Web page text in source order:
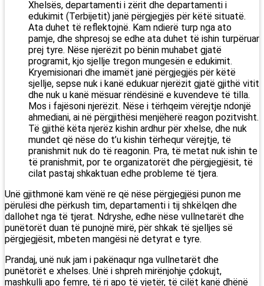
Xhelsës, departamenti i zërit dhe departamenti i
edukimit (Terbijetit) janë përgjegjës për këtë situatë.
Ata duhet të reflektojnë. Kam ndierë turp nga ato
pamje, dhe shpresoj se edhe ata duhet të ishin turpëruar
prej tyre. Nëse njerëzit po bënin muhabet gjatë
programit, kjo sjellje tregon mungesën e edukimit.
Kryemisionari dhe imamët janë përgjegjës për këtë
sjellje, sepse nuk i kanë edukuar njerëzit gjatë gjithë vitit
dhe nuk u kanë mësuar rëndësinë e kuvendeve të tilla.
Mos i fajësoni njerëzit. Nëse i tërhqeim vërejtje ndonjë
ahmediani, ai në përgjithësi menjëherë reagon pozitvisht.
Të gjithë këta njerëz kishin ardhur për xhelse, dhe nuk
mundet që nëse do t’u kishin tërhequr vërejtje, të
pranishmit nuk do të reagonin. Pra, të metat nuk ishin te
të pranishmit, por te organizatorët dhe përgjegjësit, të
cilat pastaj shkaktuan edhe probleme të tjera.
Unë gjithmonë kam vënë re që nëse përgjegjësi punon me
përulësi dhe përkush tim, departamenti i tij shkëlqen dhe
dallohet nga të tjerat. Ndryshe, edhe nëse vullnetarët dhe
punëtorët duan të punojnë mirë, për shkak të sjelljes së
përgjegjësit, mbeten mangësi në detyrat e tyre.
Prandaj, unë nuk jam i pakënaqur nga vullnetarët dhe
punëtorët e xhelses. Unë i shpreh mirënjohje çdokujt,
mashkulli apo femre, të ri apo të vjetër, të cilët kanë dhënë